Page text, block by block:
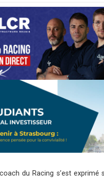
du Racing s’est